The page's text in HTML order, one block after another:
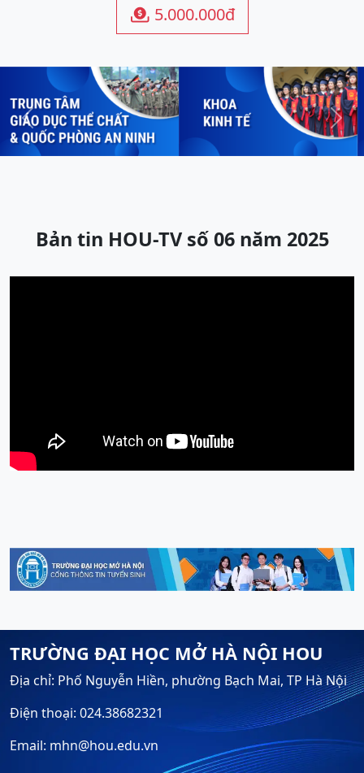
 5.000.000đ
Previous Next
Bản tin HOU-TV số 06 năm 2025
TRƯỜNG ĐẠI HỌC MỞ HÀ NỘI HOU
Địa chỉ: Phố Nguyễn Hiền, phường Bạch Mai, TP Hà Nội
Điện thoại: 024.38682321
Email: mhn@hou.edu.vn